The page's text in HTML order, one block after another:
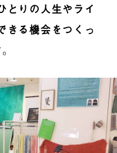
とりの人生やライ
きる機会をつくっ